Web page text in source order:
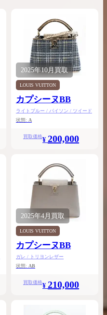
2025年10月買取
LOUIS VUITTON
カプシーヌBB
ライトブルー / パイソン / ツイード
状態: A
買取価格¥ 200,000
2025年4月 買取
LOUIS VUITTON
カプシーヌBB
ガレ / トリヨンレザー
状態: AB
買取価格¥ 210,000